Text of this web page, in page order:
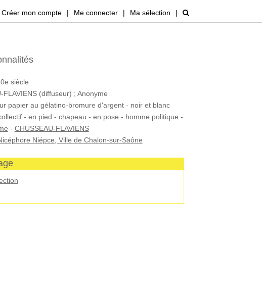
Créer mon compte | Me connecter | Ma sélection |
siècle
FLAVIENS (diffuseur) ; Anonyme
papier au gélatino-bromure d'argent - noir et blanc
- en pied - chapeau - en pose - homme politique -
- CHUSSEAU-FLAVIENS
Niépce, Ville de Chalon-sur-Saône